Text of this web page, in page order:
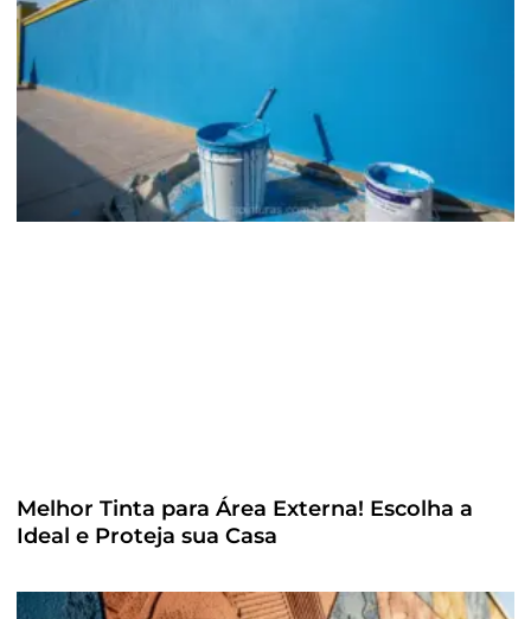
Melhor Tinta para Área Externa! Escolha a
Ideal e Proteja sua Casa